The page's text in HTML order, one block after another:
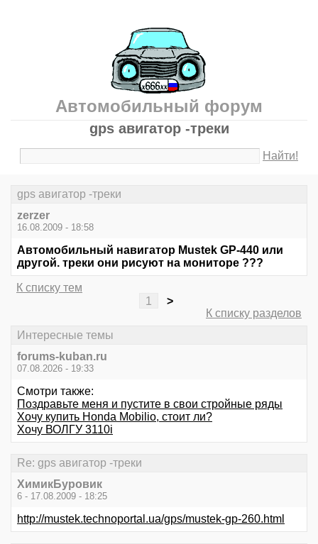
Автомобильный форум
gps авигатор -треки
Найти!
gps авигатор -треки
zerzer
16.08.2009 - 18:58
Автомобильный навигатор Mustek GP-440 или
другой. треки они рисуют на мониторе ???
К списку тем
1
>
К списку разделов
Интересные темы
forums-kuban.ru
07.08.2026 - 19:33
Смотри также:
Поздравьте меня и пустите в свои стройные ряды
Хочу купить Honda Mobilio, стоит ли?
Хочу ВОЛГУ 3110i
Re: gps авигатор -треки
ХимикБуровик
6 - 17.08.2009 - 18:25
http://mustek.technoportal.ua/gps/mustek-gp-260.html